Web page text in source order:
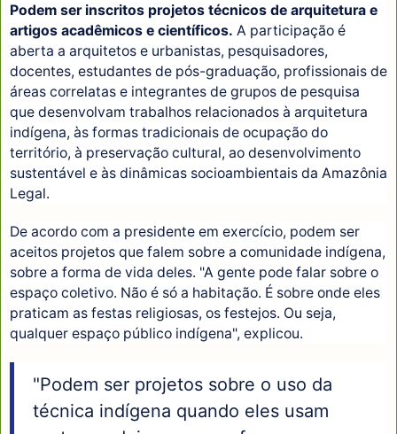
Podem ser inscritos projetos técnicos de arquitetura e
artigos acadêmicos e científicos. A participação é
aberta a arquitetos e urbanistas, pesquisadores,
docentes, estudantes de pós-graduação, profissionais de
áreas correlatas e integrantes de grupos de pesquisa
que desenvolvam trabalhos relacionados à arquitetura
indígena, às formas tradicionais de ocupação do
território, à preservação cultural, ao desenvolvimento
sustentável e às dinâmicas socioambientais da Amazônia
Legal.
De acordo com a presidente em exercício, podem ser
aceitos projetos que falem sobre a comunidade indígena,
sobre a forma de vida deles. "A gente pode falar sobre o
espaço coletivo. Não é só a habitação. É sobre onde eles
praticam as festas religiosas, os festejos. Ou seja,
qualquer espaço público indígena", explicou.
"Podem ser projetos sobre o uso da
técnica indígena quando eles usam